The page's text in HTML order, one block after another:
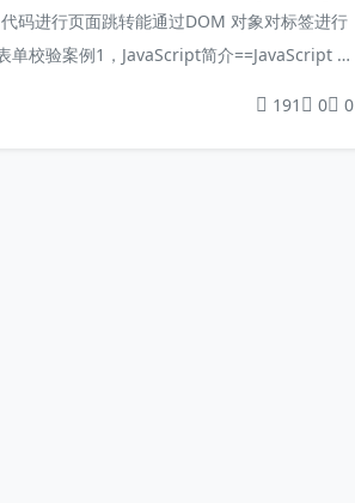
码进行页面跳转能通过DOM 对象对标签进行
单校验案例1，JavaScript简介==JavaScript 是
191 0 0